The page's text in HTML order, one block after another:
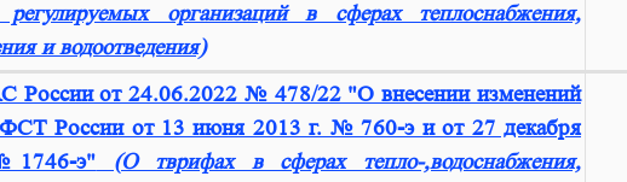
регулируемых организаций в сферах теплоснабжения,
и водоотведения)
России от 24.06.2022 № 478/22 "О внесении изменений
России от 13 июня 2013 г. № 760-э и от 27 декабря
э" (О тврифах в сферах тепло-,водоснабжения,